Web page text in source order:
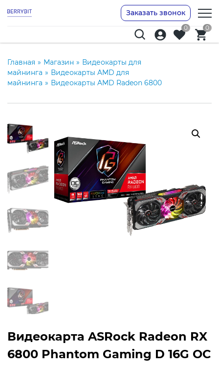
Заказать звонок
0 0
Главная » Магазин » Видеокарты для
майнинга » Видеокарты AMD для
майнинга » Видеокарты AMD Radeon 6800
Видеокарта ASRock Radeon RX
6800 Phantom Gaming D 16G OC